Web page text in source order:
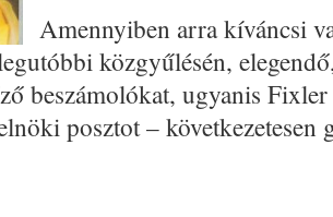
Amennyiben arra kíváncsi
köz­gyűlésén,
beszámoló­kat, ugyanis
posztot –